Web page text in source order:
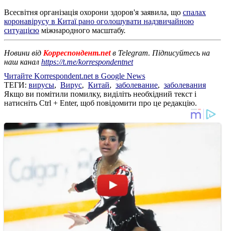
Всесвітня організація охорони здоров'я заявила, що спалах
коронавірусу в Китаї рано оголошувати надзвичайною
ситуацією міжнародного масштабу.
Новини від Корреспондент.netв Telegram. Підписуйтесь на
наш канал https://t.me/korrespondentnet
Читайте Korrespondent.net в Google News
ТЕГИ: вирусы, Вирус, Китай, заболевание, заболевания
Якщо ви помітили помилку, виділіть необхідний текст і
натисніть Ctrl + Enter, щоб повідомити про це редакцію.